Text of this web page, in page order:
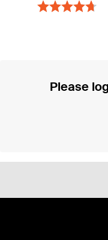
Please